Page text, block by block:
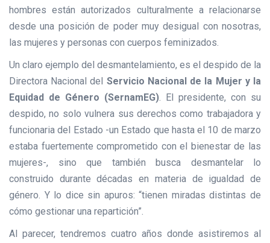
hombres están autorizados culturalmente a relacionarse
desde una posición de poder muy desigual con nosotras,
las mujeres y personas con cuerpos feminizados.
Un claro ejemplo del desmantelamiento, es el despido de la
Directora Nacional del Servicio Nacional de la Mujer y la
Equidad de Género (SernamEG) . El presidente, con su
despido, no solo vulnera sus derechos como trabajadora y
funcionaria del Estado -un Estado que hasta el 10 de marzo
estaba fuertemente comprometido con el bienestar de las
mujeres-, sino que también busca desmantelar lo
construido durante décadas en materia de igualdad de
género. Y lo dice sin apuros: “tienen miradas distintas de
cómo gestionar una repartición”.
Al parecer, tendremos cuatro años donde asistiremos al